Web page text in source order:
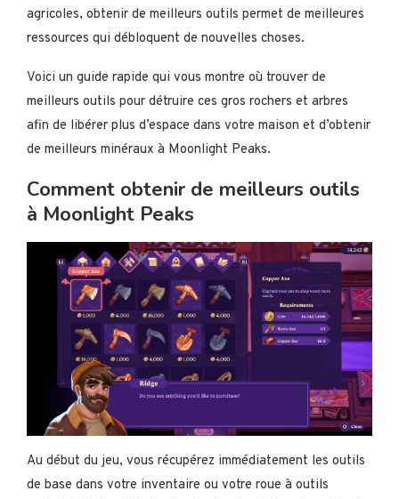
agricoles, obtenir de meilleurs outils permet de meilleures
ressources qui débloquent de nouvelles choses.
Voici un guide rapide qui vous montre où trouver de
meilleurs outils pour détruire ces gros rochers et arbres
afin de libérer plus d’espace dans votre maison et d’obtenir
de meilleurs minéraux à Moonlight Peaks.
Comment obtenir de meilleurs outils
à Moonlight Peaks
Au début du jeu, vous récupérez immédiatement les outils
de base dans votre inventaire ou votre roue à outils